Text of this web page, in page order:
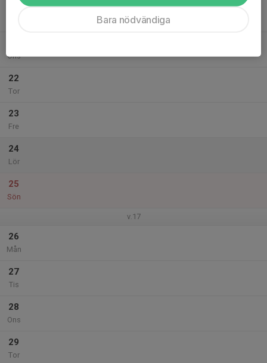
Ons
22
Tor
23
Fre
24
Lör
25
Sön
v.17
26
Mån
27
Tis
28
Ons
29
Tor
Bara nödvändiga